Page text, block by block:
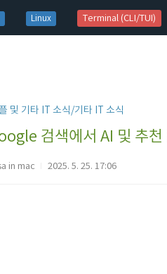
Linux Terminal (CLI/TUI)
및 기타 IT 소식/기타 IT 소식
검색에서 AI 및 추천
in mac 2025. 5. 25. 17:06